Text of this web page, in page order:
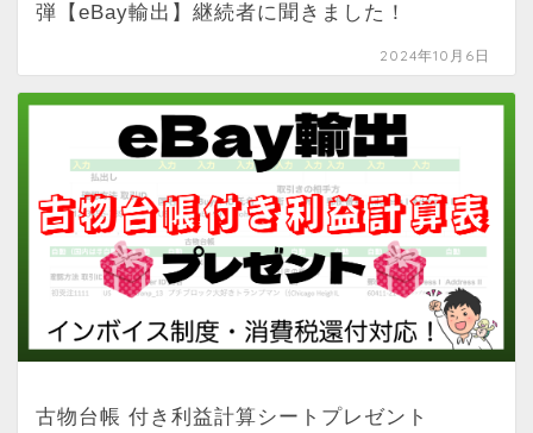
弾【eBay輸出】継続者に聞きました！
2024年10月6日
古物台帳 付き利益計算シートプレゼント